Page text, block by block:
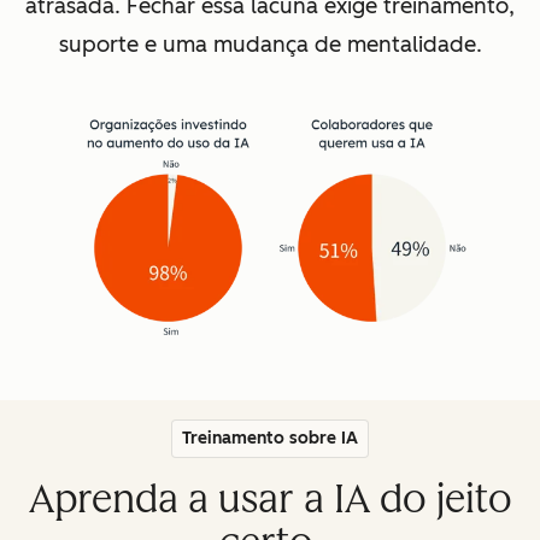
atrasada. Fechar essa lacuna exige treinamento,
suporte e uma mudança de mentalidade.
Treinamento sobre IA
Aprenda a usar a IA do jeito